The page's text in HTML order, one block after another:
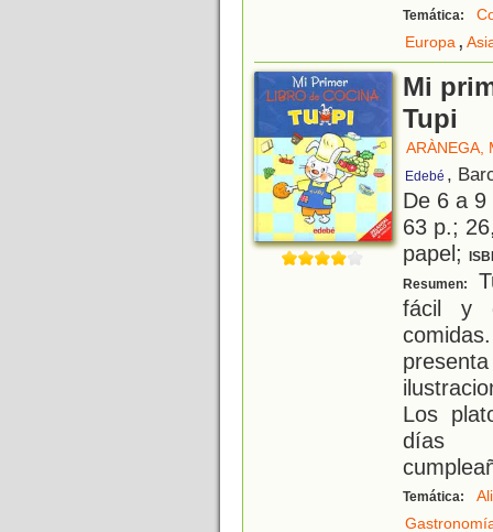
Temática:
Europa,
Mi
Tupi
ARÀNEGA,
Edebé ,
De 6 a
63 p.;
papel;
Resumen:
fácil y
Los
días
Temática: